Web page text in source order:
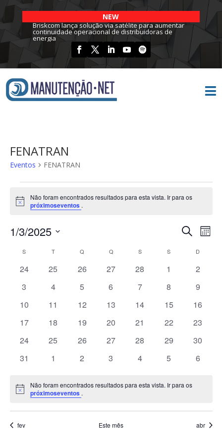
NEW
Briskcom lança solução via satélite para aumentar
continuidade operacional de distribuidoras de
energia

FENATRAN
Eventos FENATRAN
Eventos
Notice
Não foram encontrados resultados para esta vista. Ir para os
próximoseventos .
visuais
Procurar
do
Mês
1/3/2025
data.
Calendárior
de
S SEGUNDA-FEIRA
TTERÇA-FEIRA
Q QUARTA-FEIRA
Q QUINTA-FEIRA
SSEXTA-FEIRA
S D
0
24
0
25
0
26
0
27
0
28
0
1
0
2
0
3
0
4
0
5
0
6
0
7
0
8
0
9
0
10
0
11
0
12
0
13
0
14
0
15
0
16
0
17
0
18
0
19
0
20
0
21
0
22
0
23
0
24
0
25
0
26
0
27
0
28
0
29
0
30
0
31
0
1
0
2
0
3
0
4
0
5
0
6
Notice
Não foram encontrados resultados para esta vista. Ir para os
próximoseventos .
fev Este mês abr